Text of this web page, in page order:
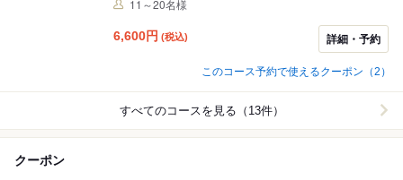
旨みと甘みがスパイスとマッチしてGood！ 締めは香り
が良いバスマティライスのビリヤニです。 飲み放題をお
※10%オフクーポンと飲み放題サービスの併用はできま
せん。
11～20名様
6,600円 (税込) 詳細・予約
このコース予約で使えるクーポン（2）
すべてのコースを見る（13件）
クーポン